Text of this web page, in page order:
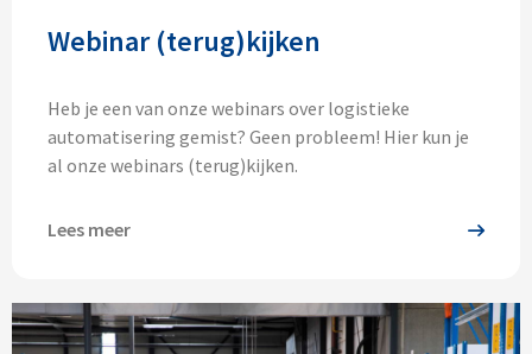
Webinar (terug)kijken
Heb je een van onze webinars over logistieke
automatisering gemist? Geen probleem! Hier kun je
al onze webinars (terug)kijken.
Lees meer